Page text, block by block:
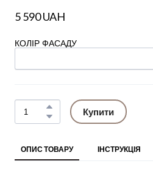
5 590 UAH
КОЛІР ФАСАДУ
Купити
ОПИС ТОВАРУ ІНСТРУКЦІЯ